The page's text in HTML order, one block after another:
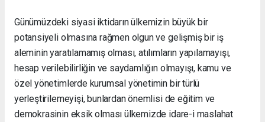
Günümüzdeki siyasi iktidarın ülkemizin büyük bir
potansiyeli olmasına rağmen olgun ve gelişmiş bir iş
aleminin yaratılamamış olması, atılımların yapılamayışı,
hesap verilebilirliğin ve saydamlığın olmayışı, kamu ve
özel yönetimlerde kurumsal yönetimin bir türlü
yerleştirilemeyişi, bunlardan önemlisi de eğitim ve
demokrasinin eksik olması ülkemizde idare-i maslahat